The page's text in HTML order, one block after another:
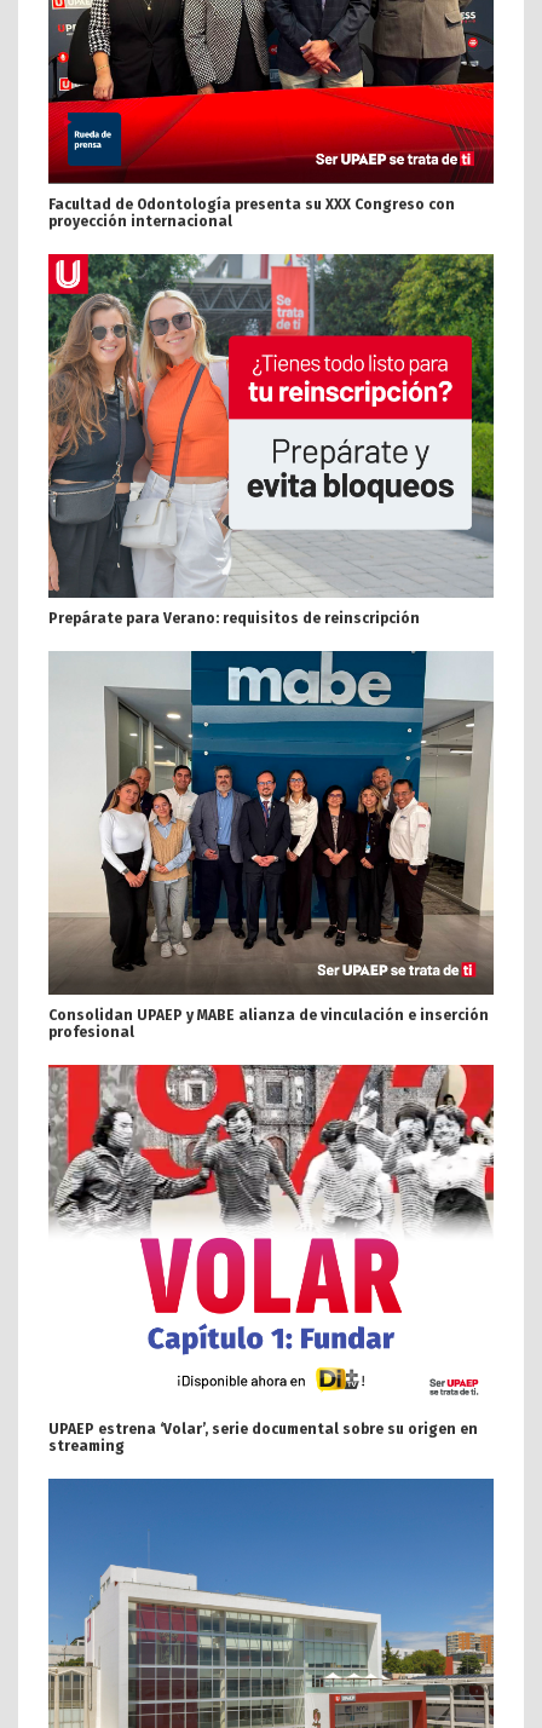
Facultad de Odontología presenta su XXX Congreso con
proyección internacional
Prepárate para Verano: requisitos de reinscripción
Consolidan UPAEP y MABE alianza de vinculación e inserción
profesional
UPAEP estrena ‘Volar’, serie documental sobre su origen en
streaming